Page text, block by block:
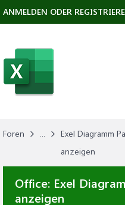
Foren ...
Exel Diagramm
anzeigen
Office: Exel
anzeigen
ANMELDEN ODER